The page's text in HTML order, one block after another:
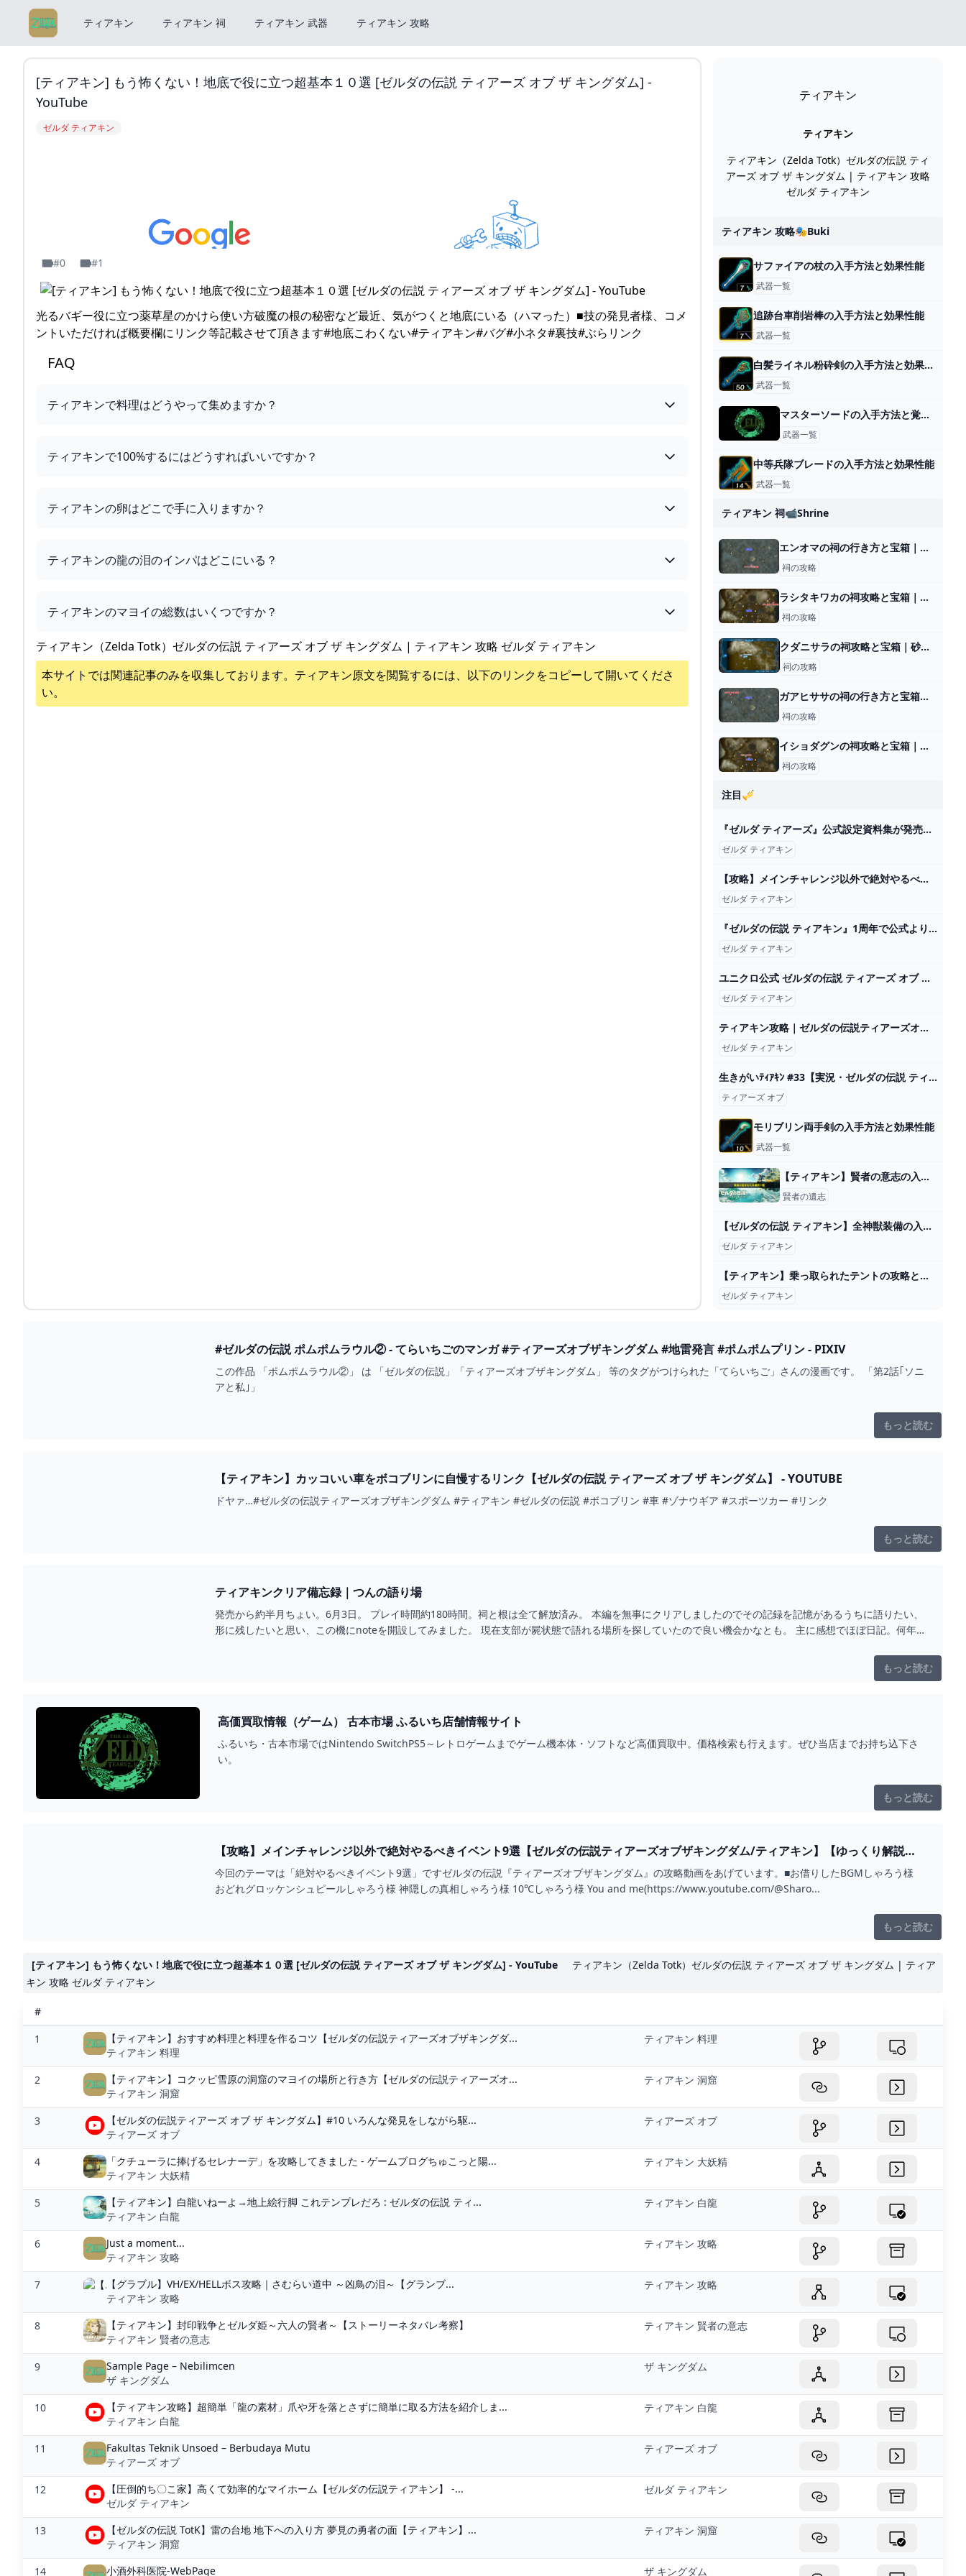
ティアキン ティアキン 祠 ティアキン 武器 ティアキン 攻略
[ティアキン] もう怖くない！地底で役に立つ超基本１０選 [ゼルダの伝説 ティアーズ オブ ザ キングダム] -
YouTube
ゼルダ ティアキン
#0 #1
光るバギー役に立つ薬草星のかけら使い方破魔の根の秘密など最近、気がつくと地底にいる（ハマった）■技の発見者様、コメ
ントいただければ概要欄にリンク等記載させて頂きます#地底こわくない#ティアキン#バグ#小ネタ#裏技#ぶらリンク
FAQ
ティアキンで料理はどうやって集めますか？
ティアキンで100%するにはどうすればいいですか？
ティアキンの卵はどこで手に入りますか？
ティアキンの龍の泪のインパはどこにいる？
ティアキンのマヨイの総数はいくつですか？
ティアキン（Zelda Totk）ゼルダの伝説 ティアーズ オブ ザ キングダム | ティアキン 攻略 ゼルダ ティアキン
本サイトでは関連記事のみを収集しております。 ティアキン原文を閲覧するには、以下のリンクをコピーして開いてくださ
い。
ティアキン
ティアキン
ティアキン（Zelda Totk）ゼルダの伝説 ティ
アーズ オブ ザ キングダム | ティアキン 攻略
ゼルダ ティアキン
ティアキン 攻略🎭buki
サファイアの杖の入手方法と効果性能
武器一覧
追跡台車削岩棒の入手方法と効果性能
武器一覧
白髪ライネル粉砕剣の入手方法と効果性能
武器一覧
マスターソードの入手方法と覚醒のやり方
武器一覧
中等兵隊ブレードの入手方法と効果性能
武器一覧
ティアキン 祠📹shrine
エンオマの祠の行き方と宝箱｜ラウルの祝福
祠の攻略
ラシタキワカの祠攻略と宝箱｜一身の戦い 操縦
祠の攻略
クダニサラの祠攻略と宝箱｜砂上の橋梁
祠の攻略
ガアヒササの祠の行き方と宝箱｜ラウルの祝福
祠の攻略
イショダグンの祠攻略と宝箱｜風を生み出すもの
祠の攻略
注目🎺
『ゼルダ ティアーズ』公式設定資料集が発売に！予約受付中 – Nintendo DREAM WEB
ゼルダ ティアキン
【攻略】メインチャレンジ以外で絶対やるべきイベント9選【ゼルダの伝説ティアーズオブザキングダム/ティアキン】【ゆっくり解説】 - YouTube
ゼルダ ティアキン
『ゼルダの伝説 ティアキン』1周年で公式よりイラストが公開。1年前と異なり、しっかりと“手と手”をつなぐリンクとゼルダ（ファミ通.com） - Yahoo!ニュース
ゼルダ ティアキン
ユニクロ公式 ゼルダの伝説 ティアーズ オブ ザ キングダム UT（半袖・レギュラーフィット）
ゼルダ ティアキン
ティアキン攻略｜ゼルダの伝説ティアーズオブザキングダム - ゲームウィズ
ゼルダ ティアキン
生きがいﾃｨｱｷﾝ #33【実況・ゼルダの伝説 ティアーズオブザキングダム】 - YouTube
ティアーズ オブ
モリブリン両手剣の入手方法と効果性能
武器一覧
【ティアキン】賢者の意志の入手場所一覧とおすすめ使い道｜誰に使うべき？ ワイトのゲーム案内所
賢者の遺志
【ゼルダの伝説 ティアキン】全神獣装備の入手方法 (特殊性能付き) 秘宝まとめ【ゼルダの伝説 ティアーズ オブ ザ キングダム】防具【totk】 - YouTube
ゼルダ ティアキン
【ティアキン】乗っ取られたテントの攻略と報酬【ゼルダの伝説ティアーズオブザキングダム】 - ゲームウィズ
ゼルダ ティアキン
#ゼルダの伝説 ポムポムラウル② - てらいちごのマンガ #ティアーズオブザキングダム #地雷発言 #ポムポムプリン - PIXIV
この作品 「ポムポムラウル②」 は 「ゼルダの伝説」「ティアーズオブザキングダム」 等のタグがつけられた「てらいちご」さんの漫画です。 「第2話｢ソニ
アと私｣」
もっと読む
【ティアキン】カッコいい車をボコブリンに自慢するリンク【ゼルダの伝説 ティアーズ オブ ザ キングダム】 - YOUTUBE
ドヤァ…#ゼルダの伝説ティアーズオブザキングダム #ティアキン #ゼルダの伝説 #ボコブリン #車 #ゾナウギア #スポーツカー #リンク
もっと読む
ティアキンクリア備忘録｜つんの語り場
発売から約半月ちょい。6月3日。 プレイ時間約180時間。祠と根は全て解放済み。 本編を無事にクリアしましたのでその記録を記憶があるうちに語りたい、
形に残したいと思い、この機にnoteを開設してみました。 現在支部が屍状態で語れる場所を探していたので良い機会かなとも。 主に感想でほぼ日記。何年
対にクリア後を推奨します(責任取れません) ブレワイ未プレイも含めネタバレご注意ください。 気になった部分だけでも読んでもらえたら嬉しい限りです。
もっと読む
高価買取情報（ゲーム） 古本市場 ふるいち店舗情報サイト
ふるいち・古本市場ではNintendo SwitchPS5～レトロゲームまでゲーム機本体・ソフトなど高価買取中。価格検索も行えます。ぜひ当店までお持ち込下さ
い。
もっと読む
【攻略】メインチャレンジ以外で絶対やるべきイベント9選【ゼルダの伝説ティアーズオブザキングダム/ティアキン】【ゆっくり解説】 -
YOUTUBE
今回のテーマは「絶対やるべきイベント9選」ですゼルダの伝説『ティアーズオブザキングダム』の攻略動画をあげています。■お借りしたBGMしゃろう様
おどれグロッケンシュピールしゃろう様 神隠しの真相しゃろう様 10℃しゃろう様 You and me(https://www.youtube.com/@Sharo...
もっと読む
[ティアキン] もう怖くない！地底で役に立つ超基本１０選 [ゼルダの伝説 ティアーズ オブ ザ キングダム] - YouTube
ティアキン（Zelda Totk）ゼルダの伝説 ティアーズ オブ ザ キングダム | ティア
キン 攻略 ゼルダ ティアキン
#
1
【ティアキン】おすすめ料理と料理を作るコツ【ゼルダの伝説ティアーズオブザキングダ...
ティアキン 料理
ティアキン 料理
2
【ティアキン】コクッピ雪原の洞窟のマヨイの場所と行き方【ゼルダの伝説ティアーズオ...
ティアキン 洞窟
ティアキン 洞窟
3
【ゼルダの伝説ティアーズ オブ ザ キングダム】#10 いろんな発見をしながら駆...
ティアーズ オブ
ティアーズ オブ
4
「クチューラに捧げるセレナーデ」を攻略してきました - ゲームブログちゅこっと陽...
ティアキン 大妖精
ティアキン 大妖精
5
【ティアキン】白龍いねーよ→地上絵行脚 これテンプレだろ : ゼルダの伝説 ティ...
ティアキン 白龍
ティアキン 白龍
6
Just a moment...
ティアキン 攻略
ティアキン 攻略
7
【グラブル】VH/EX/HELLボス攻略｜さむらい道中 ～凶鳥の泪～【グランブ...
ティアキン 攻略
ティアキン 攻略
8
【ティアキン】封印戦争とゼルダ姫～六人の賢者～【ストーリーネタバレ考察】
ティアキン 賢者の意志
ティアキン 賢者の意志
9
Sample Page – Nebilimcen
ザ キングダム
ザ キングダム
10
【ティアキン攻略】超簡単「龍の素材」爪や牙を落とさずに簡単に取る方法を紹介しま...
ティアキン 白龍
ティアキン 白龍
11
Fakultas Teknik Unsoed – Berbudaya Mutu
ティアーズ オブ
ティアーズ オブ
12
【圧倒的ち〇こ家】高くて効率的なマイホーム【ゼルダの伝説ティアキン】 -...
ゼルダ ティアキン
ゼルダ ティアキン
13
【ゼルダの伝説 TotK】雷の台地 地下への入り方 夢見の勇者の面【ティアキン】...
ティアキン 洞窟
ティアキン 洞窟
14 小酒外科医院-WebPage ザ キングダム